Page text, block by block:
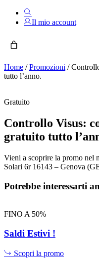
Il mio account
Home /Promozioni /
tutto l’anno.
Gratuito
Controllo Visus:
gratuito tutto
Vieni a scoprire la promo nel
Solari 6r 16143 – Genova
Potrebbe interessarti
FINO A 50%
Saldi Estivi !
Scopri la promo